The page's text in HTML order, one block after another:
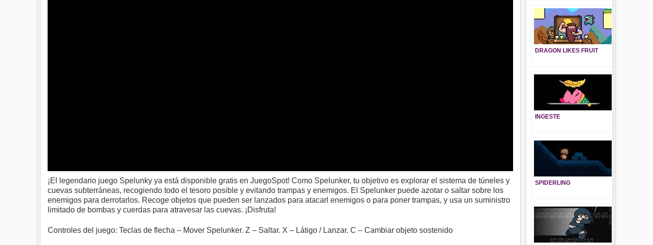
¡El legendario juego Spelunky ya está disponible gratis en JuegoSpot! Como Spelunker, tu objetivo es explorar el sistema de túneles y
cuevas subterráneas, recogiendo todo el tesoro posible y evitando trampas y enemigos. El Spelunker puede azotar o saltar sobre los
enemigos para derrotarlos. Recoge objetos que pueden ser lanzados para atacarl enemigos o para poner trampas, y usa un suministro
limitado de bombas y cuerdas para atravesar las cuevas. ¡Disfruta!
Controles del juego: Teclas de flecha – Mover Spelunker. Z – Saltar. X – Látigo / Lanzar. C – Cambiar objeto sostenido
DRAGON LIKES FRUIT
INGESTE
SPIDERLING